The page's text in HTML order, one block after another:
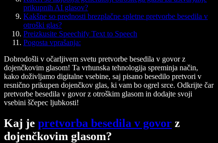
prikupnih AI glasov?
Kakšne so prednosti brezplačne spletne pretvorbe besedila v
otroški glas?
Preizkusite Speechify Text to Speech
Pogosta vprašanja:
Dobrodošli v očarljivem svetu pretvorbe besedila v govor z
dojenčkovim glasom! Ta vrhunska tehnologija spreminja način,
kako doživljamo digitalne vsebine, saj pisano besedilo pretvori v
resnično prikupen dojenčkov glas, ki vam bo ogrel srce. Odkrijte čar
pretvorbe besedila v govor z otroškim glasom in dodajte svoji
vsebini ščepec ljubkosti!
Kaj je pretvorba besedila v govor z
dojenčkovim glasom?